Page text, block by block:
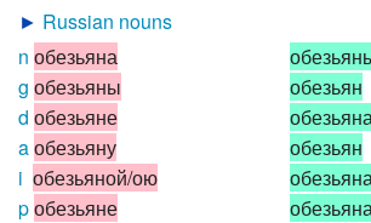
► Russian nouns
n обезьяна
g обезьяны
d обезьяне
aобезьяну
i обезьяной/ою
pобезьяне
обезьян
обезьян